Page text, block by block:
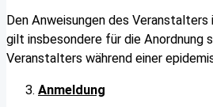
Den Anweisungen des
gilt insbesondere für die Anordnung
Veranstalters während einer
Anmeldung